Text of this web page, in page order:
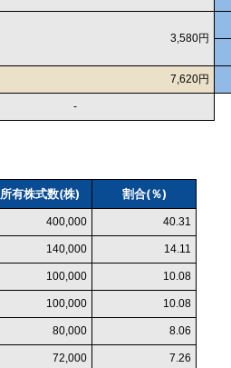
3,580円
7,620円
-
所有株式数(株) 割合(％)
400,000 40.31
140,000 14.11
100,000 10.08
100,000 10.08
80,000 8.06
72,000 7.26